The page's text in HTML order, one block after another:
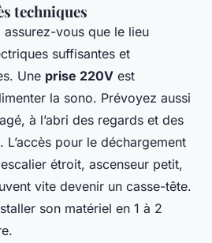
techniques
assurez-vous que le lieu
suffisantes et
Une prise 220V est
la sono. Prévoyez aussi
à l’abri des regards et des
L’accès pour le déchargement
étroit, ascenseur petit,
vite devenir un casse-tête.
son matériel en 1 à 2